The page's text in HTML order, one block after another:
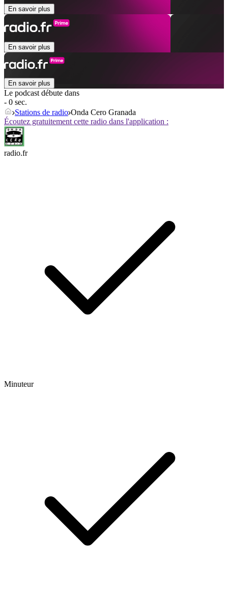
En savoir plus
En savoir plus
En savoir plus
Le podcast débute dans
- 0 sec.
Stations de radio Onda Cero Granada
Écoutez gratuitement cette radio dans l'application :
radio.fr
Minuteur